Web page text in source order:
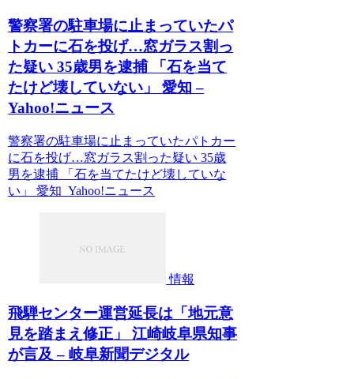
警察署の駐車場に止まっていたパ
トカーに石を投げ…窓ガラス割っ
た疑い 35歳男を逮捕 「石を当て
たけど壊していない」 愛知 –
Yahoo!ニュース
警察署の駐車場に止まっていたパトカー
に石を投げ…窓ガラス割った疑い 35歳
男を逮捕 「石を当てたけど壊していな
い」 愛知 Yahoo!ニュース
情報
飛騨センター運営延長は「地元意
見を踏まえ修正」 江崎岐阜県知事
が言及 – 岐阜新聞デジタル